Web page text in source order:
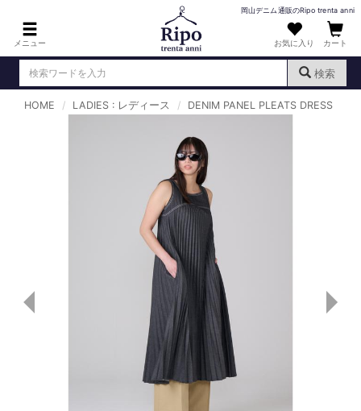
メニュー
岡山デニム通販のRipo trenta anni
お気に入り カート
検索
T-SHIRT : Tシャツ
SHIRT : シャツ
OUTERS : アウター
HOME LADIES : レディース DENIM PANEL PLEATS DRESS